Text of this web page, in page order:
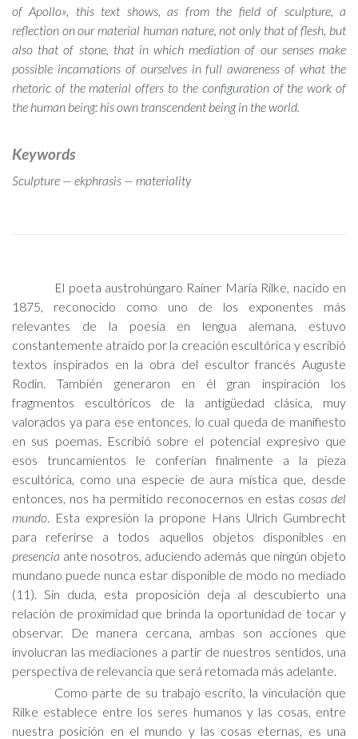
of Apollo», this text shows, as from the field of sculpture, a
reflection on our material human nature, not only that of flesh, but
also that of stone, that in which mediation of our senses make
possible incarnations of ourselves in full awareness of what the
rhetoric of the material offers to the configuration of the work of
the human being: his own transcendent being in the world.
Keywords
Sculpture — ekphrasis — materiality
El poeta austrohúngaro Rainer Maria Rilke, nacido en
1875, reconocido como uno de los exponentes más
relevantes de la poesía en lengua alemana, estuvo
constantemente atraído por la creación escultórica y escribió
textos inspirados en la obra del escultor francés Auguste
Rodin. También generaron en él gran inspiración los
fragmentos escultóricos de la antigüedad clásica, muy
valorados ya para ese entonces, lo cual queda de manifiesto
en sus poemas. Escribió sobre el potencial expresivo que
esos truncamientos le conferían finalmente a la pieza
escultórica, como una especie de aura mística que, desde
entonces, nos ha permitido reconocernos en estas cosas del
mundo. Esta expresión la propone Hans Ulrich Gumbrecht
para referirse a todos aquellos objetos disponibles en
presencia ante nosotros, aduciendo además que ningún objeto
mundano puede nunca estar disponible de modo no mediado
(11). Sin duda, esta proposición deja al descubierto una
relación de proximidad que brinda la oportunidad de tocar y
observar. De manera cercana, ambas son acciones que
involucran las mediaciones a partir de nuestros sentidos, una
perspectiva de relevancia que será retomada más adelante.
Como parte de su trabajo escrito, la vinculación que
Rilke establece entre los seres humanos y las cosas, entre
nuestra posición en el mundo y las cosas eternas, es una